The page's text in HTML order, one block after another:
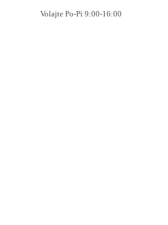
Volajte Po-Pi 9:00-16:00